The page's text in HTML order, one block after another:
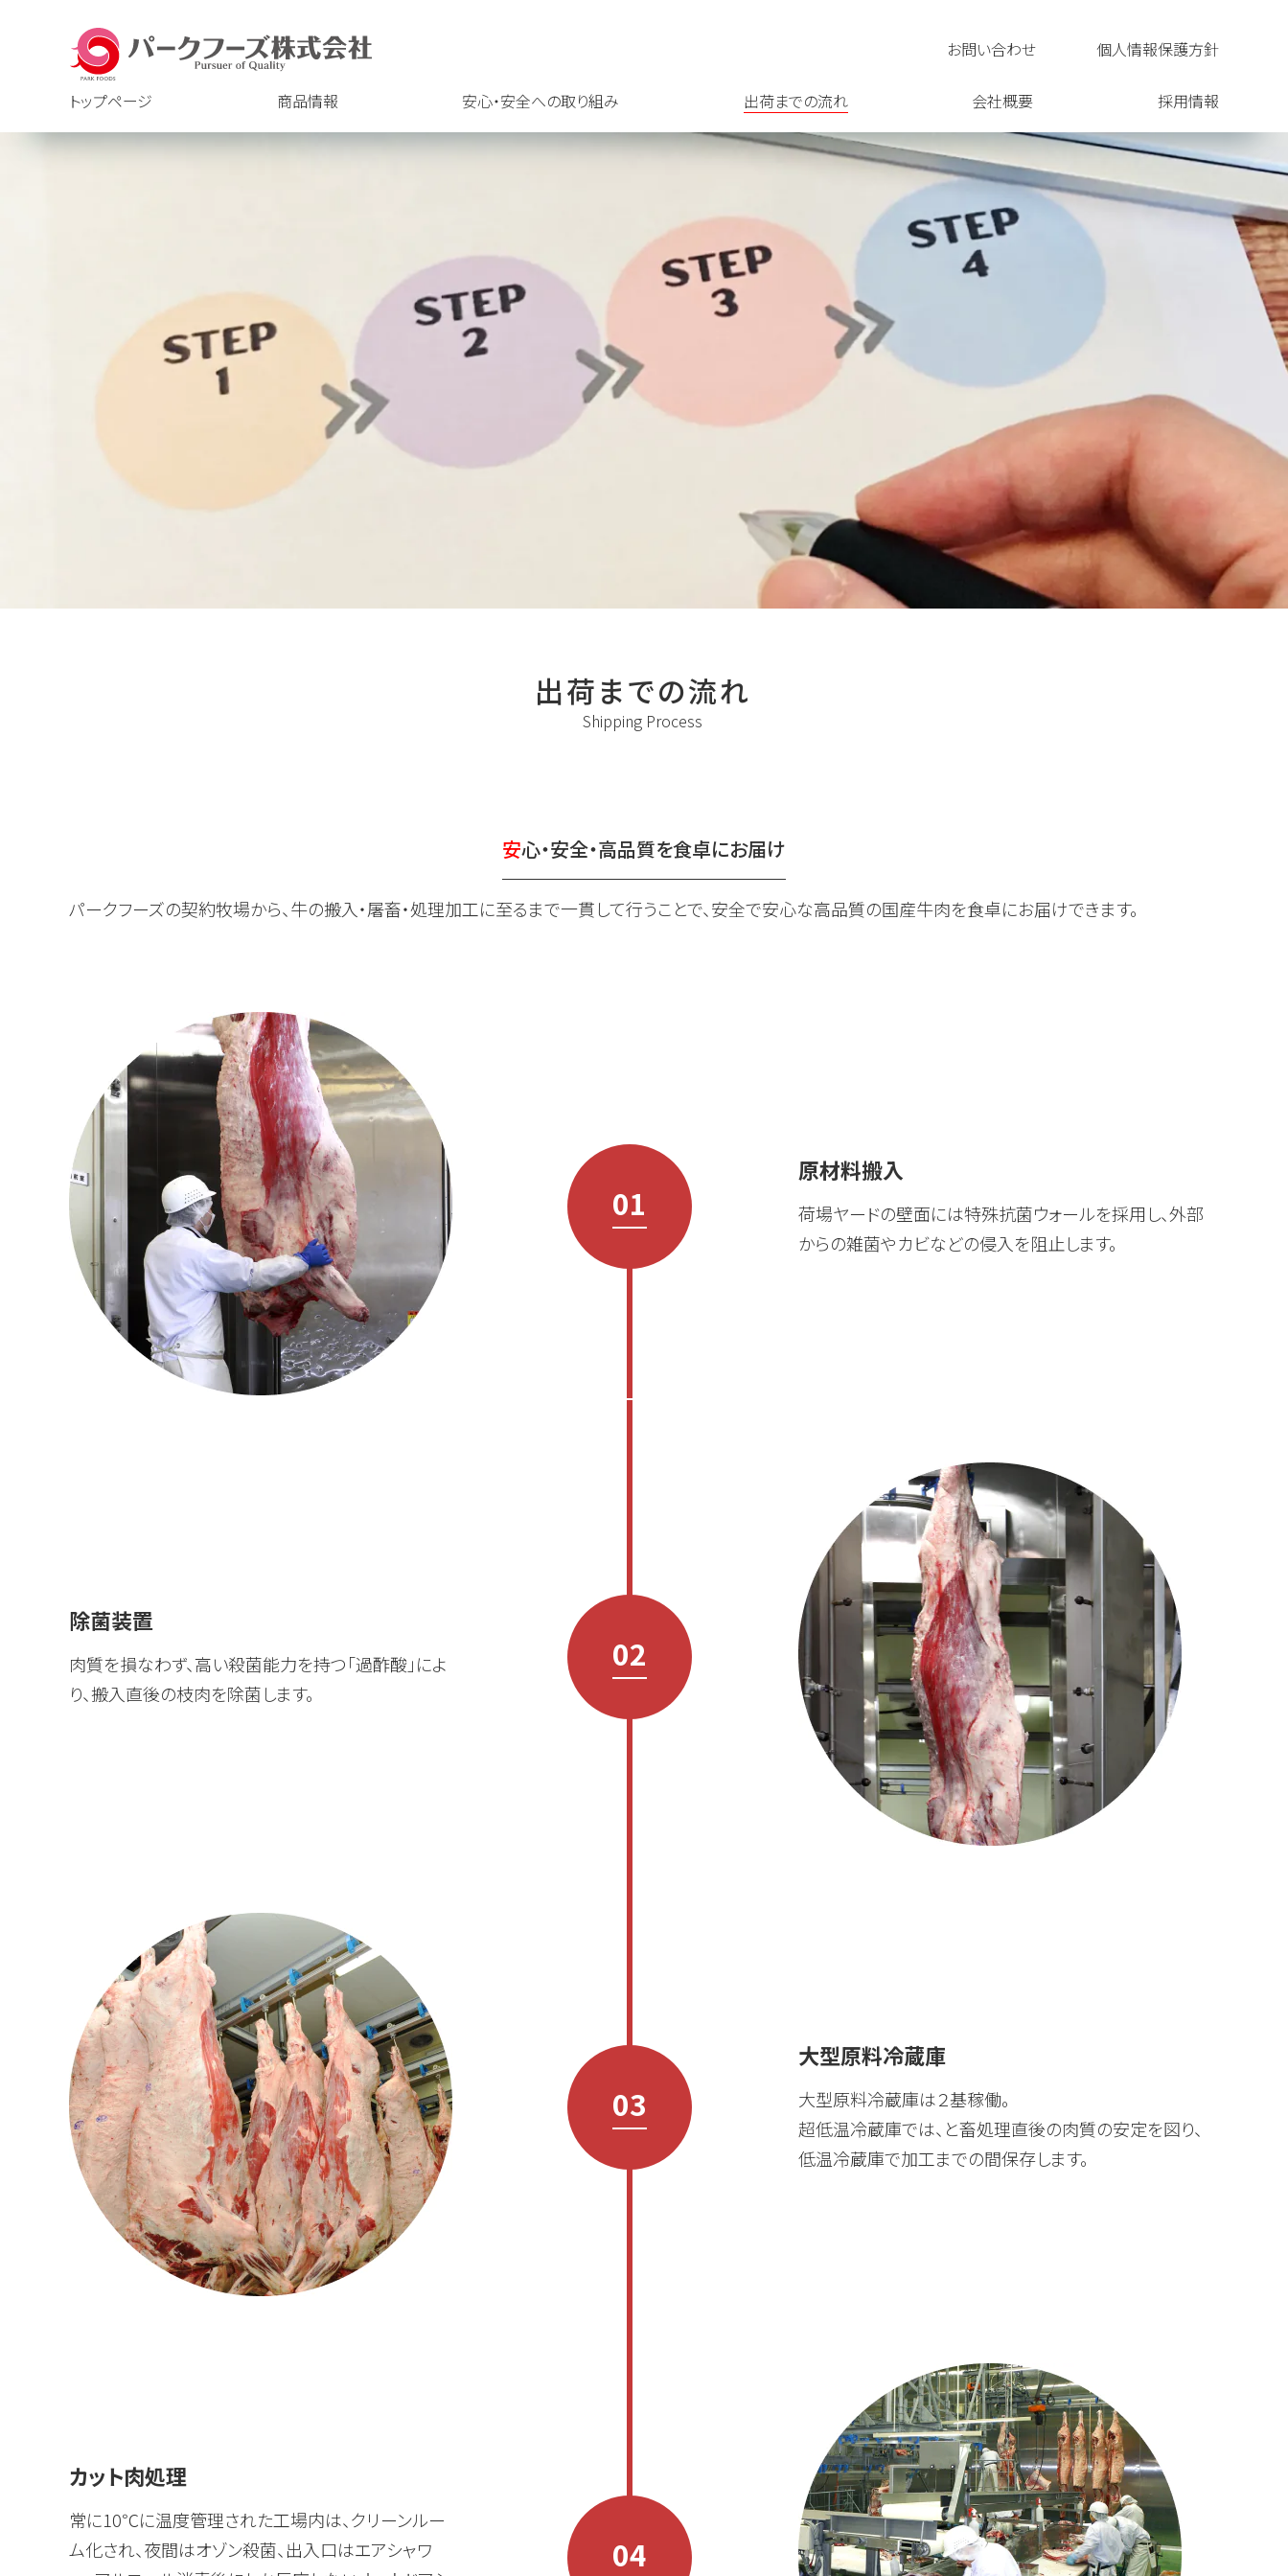
トップページ 商品情報 安心・安全への取り組み 出荷までの流れ 会社概要 採用情報
お問い合わせ 個人情報保護方針
出荷までの流れ
Shipping Process
安心・安全・高品質を食卓にお届け
パークフーズの契約牧場から、牛の搬入・屠畜・処理加工に至るまで一貫して行うことで、安全で安心な高品質の国産牛肉を食卓にお届けできます。
01
原材料搬入
荷場ヤードの壁面には特殊抗菌ウォールを採用し、外部
からの雑菌やカビなどの侵入を阻止します。
02
除菌装置
肉質を損なわず、高い殺菌能力を持つ「過酢酸」によ
り、搬入直後の枝肉を除菌します。
03
大型原料冷蔵庫
大型原料冷蔵庫は２基稼働。
超低温冷蔵庫では、と畜処理直後の肉質の安定を図り、
低温冷蔵庫で加工までの間保存します。
04
カット肉処理
常に10℃に温度管理された工場内は、クリーンルー
ム化され、夜間はオゾン殺菌、出入口はエアシャワ